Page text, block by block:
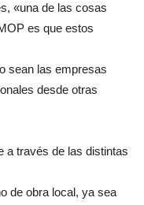
«una de las cosas
es que estos
sean las empresas
desde otras
a través de las distintas
de obra local, ya sea